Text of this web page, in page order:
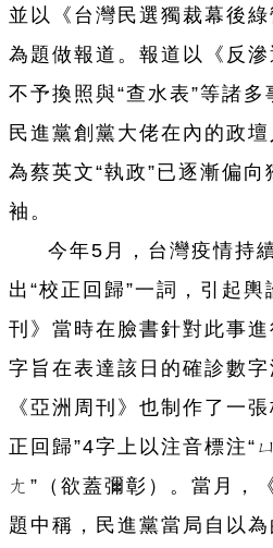
並以《台灣民選獨裁幕後綠
為題做報道。報道以《反
不予換照與“查水表”等諸
民進黨創黨大佬在內的政
為蔡英文“執政”已逐漸偏
袖。
今年5月，台灣疫情持
出“校正回歸”一詞，引起輿
刊》當時在臉書針對此事
字旨在表達該日的確診數
《亞洲周刊》也制作了一
正回歸”4字上以注音標注“
ㄤ”（欲蓋彌彰）。當月，
題中稱，民進黨當局自以